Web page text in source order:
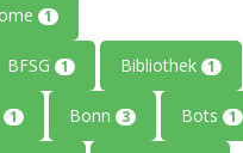
1
BFSG 1 Bibliothek 1
1 Bonn 3 Bots 1